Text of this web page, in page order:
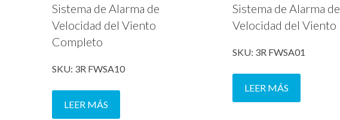
Sistema de Alarma de
Velocidad del Viento
Completo
SKU: 3R FWSA10
LEER MÁS
Sistema de Alarma de
Velocidad del Viento
SKU: 3R FWSA01
LEER MÁS